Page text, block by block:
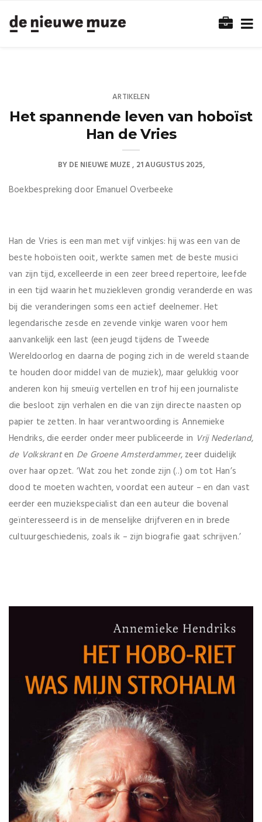
ARTIKELEN
Het spannende leven van hoboïst
Han de Vries
BYDE NIEUWE MUZE 21 AUGUSTUS 2025
Boekbespreking door Emanuel Overbeeke
Han de Vries is een man met vijf vinkjes: hij was een van de
beste hoboïsten ooit, werkte samen met de beste musici
van zijn tijd, excelleerde in een zeer breed repertoire, leefde
in een tijd waarin het muziekleven grondig veranderde en was
bij die veranderingen soms een actief deelnemer. Het
legendarische zesde en zevende vinkje waren voor hem
aanvankelijk een last (een jeugd tijdens de Tweede
Wereldoorlog en daarna de poging zich in de wereld staande
te houden door middel van de muziek), maar gelukkig voor
anderen kon hij smeuïg vertellen en trof hij een journaliste
die besloot zijn verhalen en die van zijn directe naasten op
papier te zetten. In haar verantwoording is Annemieke
Hendriks, die eerder onder meer publiceerde in Vrij Nederland,
de Volkskranten De Groene Amsterdammer, zeer duidelijk
over haar opzet. ‘Wat zou het zonde zijn (..) om tot Han’s
dood te moeten wachten, voordat een auteur – en dan vast
eerder een muziekspecialist dan een auteur die bovenal
geïnteresseerd is in de menselijke drijfveren en in brede
cultuurgeschiedenis, zoals ik – zijn biografie gaat schrijven.’